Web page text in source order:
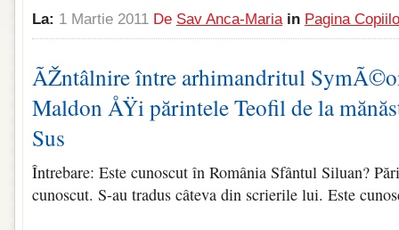
La: 1 Martie 2011 De Sav Anca-Maria in Pagina
ÃŽntâlnire între arhimandritul
Maldon ÅŸi părintele Teofil de la
Sus
Întrebare: Este cunoscut în România Sfântul Siluan?
cunoscut. S-au tradus câteva din scrierile lui. Este